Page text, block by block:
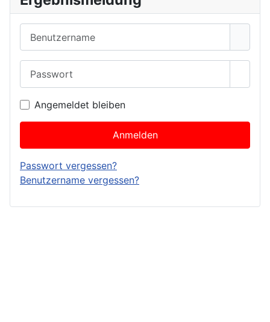
Angemeldet bleiben
Anmelden
Passwort vergessen?
Benutzername vergessen?